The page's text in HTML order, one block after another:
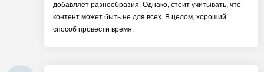
добавляет разнообразия. Однако, стоит учитывать, что
контент может быть не для всех. В целом, хороший
способ провести время.